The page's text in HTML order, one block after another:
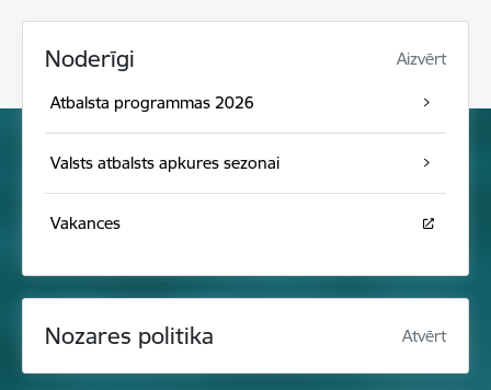
Noderīgi Aizvērt
Atbalsta programmas 2026
Valsts atbalsts apkures sezonai
Vakances
Nozares politika Atvērt